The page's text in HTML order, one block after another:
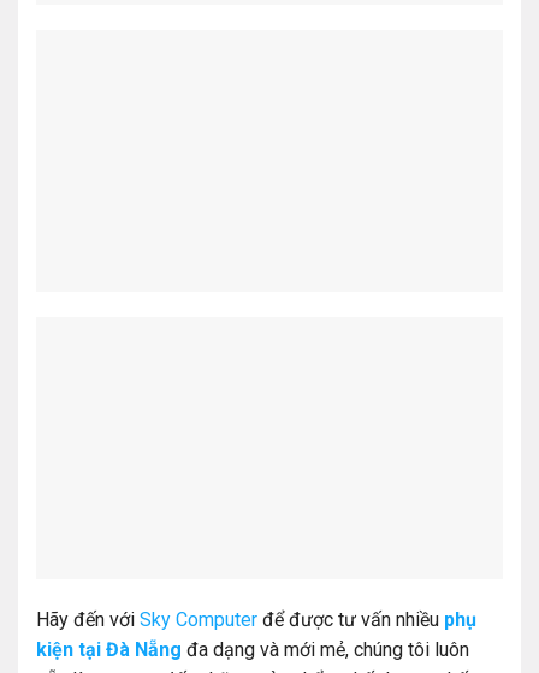
Hãy đến với Sky Computer để được tư vấn nhiều phụ
kiện tại Đà Nẵng đa dạng và mới mẻ, chúng tôi luôn